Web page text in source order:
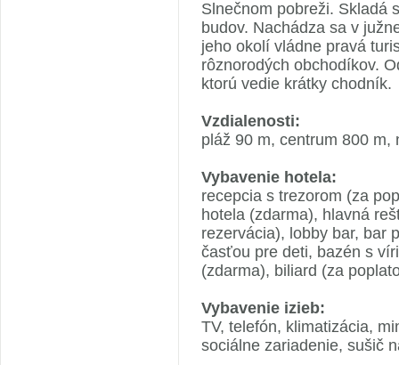
Slnečnom pobreži. Skladá
budov. Nachádza sa v
jeho okolí vládne pravá
rôznorodých obchodíkov.
ktorú vedie krátky chodník.
Vzdialenosti:
pláž 90 m, centrum 800 m,
Vybavenie hotela:
recepcia s trezorom (za
hotela (zdarma), hlavná
rezervácia), lobby bar, bar
časťou pre deti, bazén s
(zdarma), biliard (za
Vybavenie izieb:
TV, telefón, klimatizácia,
sociálne zariadenie, sušič